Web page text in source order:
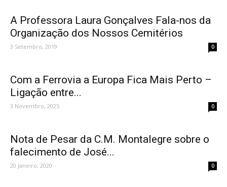
A Professora Laura Gonçalves Fala-nos da
Organização dos Nossos Cemitérios
3 Setembro, 2019 0
Com a Ferrovia a Europa Fica Mais Perto –
Ligação entre...
3 Novembro, 2025 0
Nota de Pesar da C.M. Montalegre sobre o
falecimento de José...
20 Janeiro, 2020 0